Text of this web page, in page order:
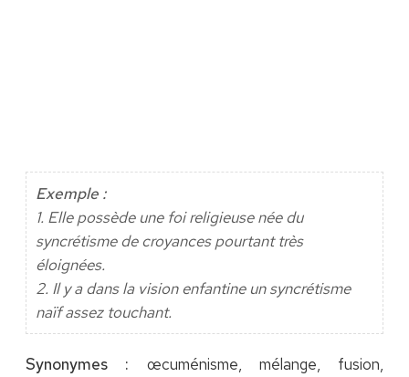
Exemple :
1. Elle possède une foi religieuse née du
syncrétisme de croyances pourtant très
éloignées.
2. Il y a dans la vision enfantine un syncrétisme
naïf assez touchant.
Synonymes : œcuménisme, mélange, fusion,